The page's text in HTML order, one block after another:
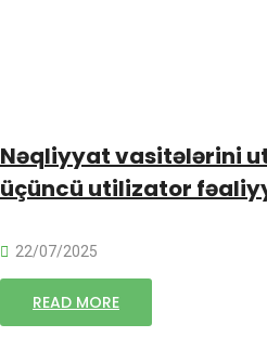
Nəqliyyat vasitələrini
üçüncü utilizator
22/07/2025
READ MORE